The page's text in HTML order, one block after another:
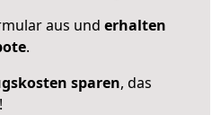
aus und erhalten
.
sparen, das